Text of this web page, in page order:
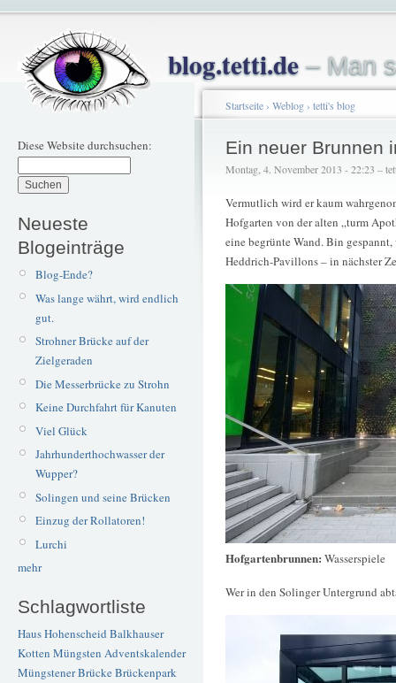
blog.tetti.de– Man
Diese Website durchsuchen:
Neueste
Blogeinträge
Blog-Ende?
Was lange währt, wird endlich
gut.
Strohner Brücke auf der
Zielgeraden
Die Messerbrücke zu Strohn
Keine Durchfahrt für Kanuten
Viel Glück
Jahrhunderthochwasser der
Wupper?
Solingen und seine Brücken
Einzug der Rollatoren!
Lurchi
mehr
Schlagwortliste
Haus Hohenscheid Balkhauser
Kotten Müngsten Adventskalender
Müngstener BrückeBrückenpark
Startseite› Weblog› tetti's blog
Ein neuer Brunnen
Montag, 4. November 2013 - 22:23 –
Vermutlich wird er kaum
Hofgarten von der alten „turm
eine begrünte Wand. Bin
Heddrich-Pavillons – in nächster
Hofgartenbrunnen: Wasserspiele
Wer in den Solinger Untergrund